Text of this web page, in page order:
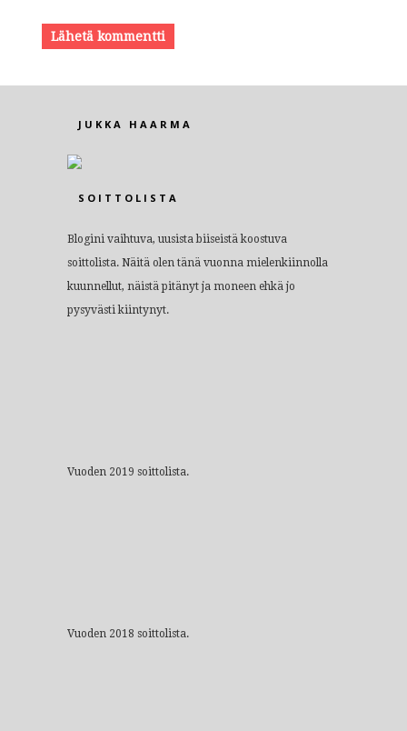
JUKKA HAARMA
SOITTOLISTA
Blogini vaihtuva, uusista biiseistä koostuva
soittolista. Näitä olen tänä vuonna mielenkiinnolla
kuunnellut, näistä pitänyt ja moneen ehkä jo
pysyvästi kiintynyt.
Vuoden 2019 soittolista.
Vuoden 2018 soittolista.